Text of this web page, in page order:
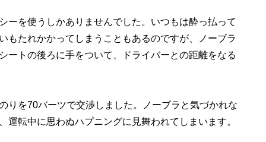
ーを使うしかありませんでした。いつもは酔っ払って
もたれかかってしまうこともあるのですが、ノーブラ
ートの後ろに手をついて、ドライバーとの距離をなる
を70バーツで交渉しました。ノーブラと気づかれな
転中に思わぬハプニングに見舞われてしまいます。